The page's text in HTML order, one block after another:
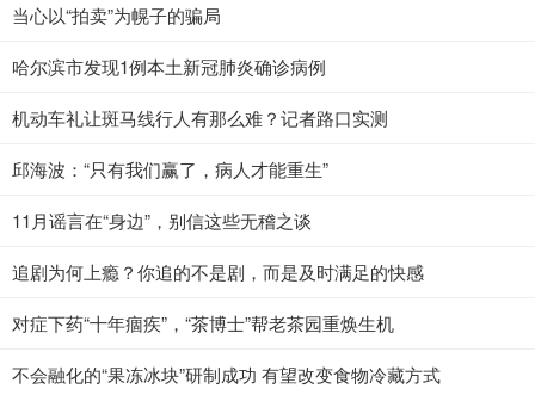
当心以“拍卖”为幌子的骗局
哈尔滨市发现1例本土新冠肺炎确诊病例
机动车礼让斑马线行人有那么难？记者路口实测
邱海波：“只有我们赢了，病人才能重生”
11月谣言在“身边”，别信这些无稽之谈
追剧为何上瘾？你追的不是剧，而是及时满足的快感
对症下药“十年痼疾”，“茶博士”帮老茶园重焕生机
不会融化的“果冻冰块”研制成功 有望改变食物冷藏方式